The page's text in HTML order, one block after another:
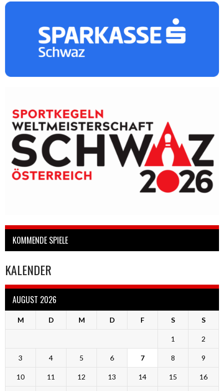
KOMMENDE SPIELE
KALENDER
AUGUST 2026
M D M D F S S
1 2
3 4 5 6 7 8 9
10 11 12 13 14 15 16